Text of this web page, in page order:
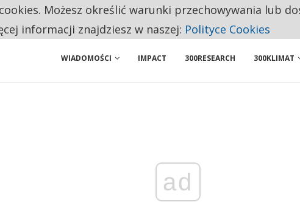
ZAŁOŻYŁOBY WŁASNĄ FIRMĘ. INNYM JUŻ TAK ŁATWO JEJ NIE POLECAJĄ
WIADOMOŚCI IMPACT 300RESEARCH 300KLIMAT
ad
Możesz określić warunki przechowywania lub
informacji znajdziesz w naszej: Polityce Cookies